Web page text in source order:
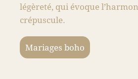
légèreté, qui évoque
crépuscule.
Mariages boho